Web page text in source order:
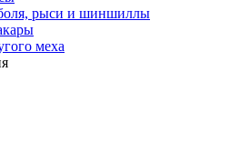
рыси и шиншиллы
меха